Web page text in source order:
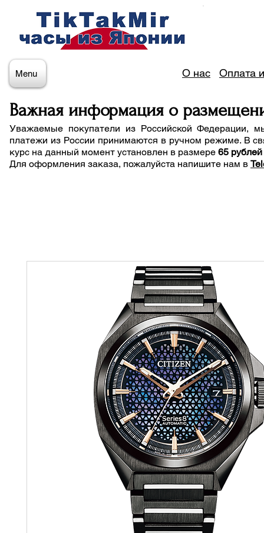
Menu О нас Оплата
Важная информация о
Уважаемые покупатели из Российской Федерации,
платежи из России принимаются в ручном режиме. В
курс на данный момент установлен в размере 65
Для оформления заказа, пожалуйста напишите нам в